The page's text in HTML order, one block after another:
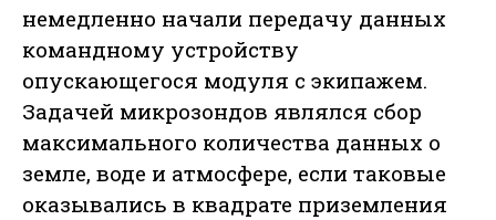
немедленно начали передачу данных
командному устройству
опускающегося модуля с экипажем.
Задачей микрозондов являлся сбор
максимального количества данных о
земле, воде и атмосфере, если таковые
оказывались в квадрате приземления